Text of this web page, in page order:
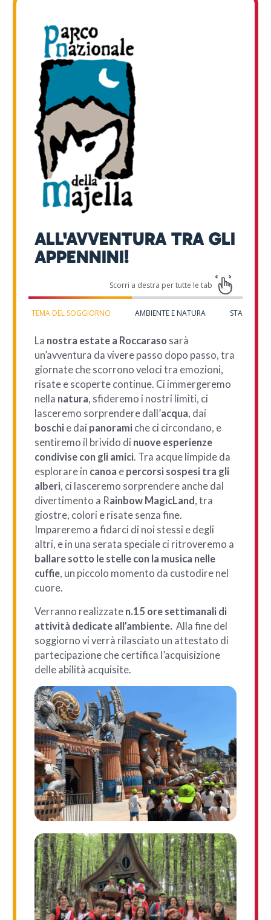
ALL'AVVENTURA TRA GLI
APPENNINI!
TEMA DEL SOGGIORNO AMBIENTE E NATURA STAFF
La nostra estate a Roccaraso sarà
un’avventura da vivere passo dopo passo, tra
giornate che scorrono veloci tra emozioni,
risate e scoperte continue. Ci immergeremo
nella natura, sfideremo i nostri limiti, ci
lasceremo sorprendere dall’acqua, dai
boschi e dai panorami che ci circondano, e
sentiremo il brivido di nuove esperienze
condivise con gli amici. Tra acque limpide da
esplorare in canoa e percorsi sospesi tra gli
alberi, ci lasceremo sorprendere anche dal
divertimento a Rainbow MagicLand, tra
giostre, colori e risate senza fine.
Impareremo a fidarci di noi stessi e degli
altri, e in una serata speciale ci ritroveremo a
ballare sotto le stelle con la musica nelle
cuffie, un piccolo momento da custodire nel
cuore.
Verranno realizzate n.15 ore settimanali di
attività dedicate all’ambiente. Alla fine del
soggiorno vi verrà rilasciato un attestato di
partecipazione che certifica l’acquisizione
delle abilità acquisite.